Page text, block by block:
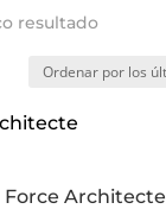
resultado
Force Architecte